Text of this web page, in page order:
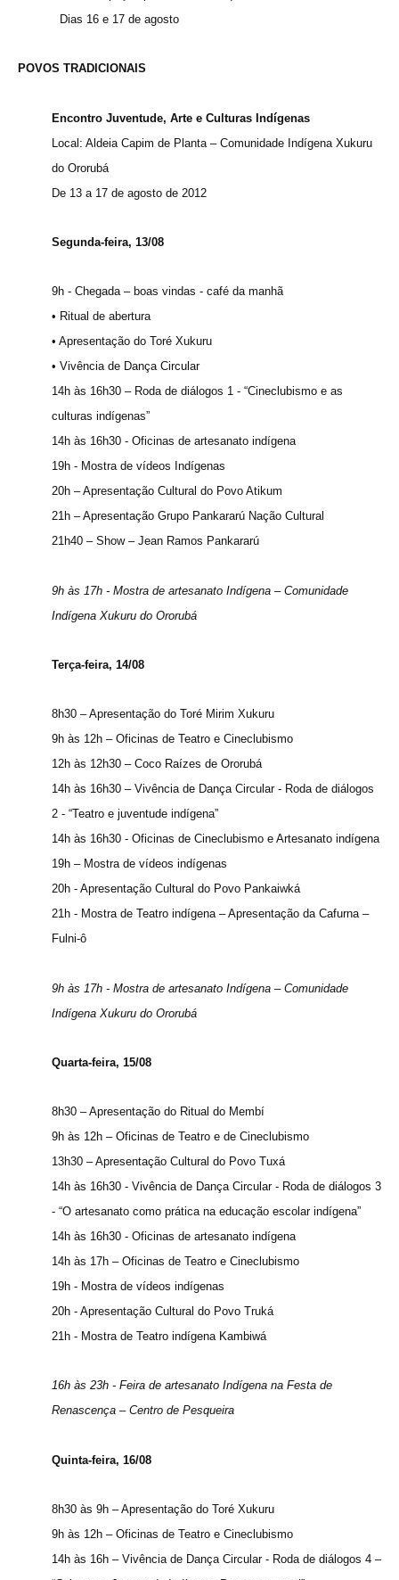
Dias 16 e 17 de agosto
POVOS TRADICIONAIS
Encontro Juventude, Arte e Culturas Indígenas
Local: Aldeia Capim de Planta – Comunidade Indígena Xukuru
do Ororubá
De 13 a 17 de agosto de 2012
Segunda-feira, 13/08
9h - Chegada – boas vindas - café da manhã
• Ritual de abertura
• Apresentação do Toré Xukuru
• Vivência de Dança Circular
14h às 16h30 – Roda de diálogos 1 - “Cineclubismo e as
culturas indígenas”
14h às 16h30 - Oficinas de artesanato indígena
19h - Mostra de vídeos Indígenas
20h – Apresentação Cultural do Povo Atikum
21h – Apresentação Grupo Pankararú Nação Cultural
21h40 – Show – Jean Ramos Pankararú
9h às 17h - Mostra de artesanato Indígena – Comunidade
Indígena Xukuru do Ororubá
Terça-feira, 14/08
8h30 – Apresentação do Toré Mirim Xukuru
9h às 12h – Oficinas de Teatro e Cineclubismo
12h às 12h30 – Coco Raízes de Ororubá
14h às 16h30 – Vivência de Dança Circular - Roda de diálogos
2 - “Teatro e juventude indígena”
14h às 16h30 - Oficinas de Cineclubismo e Artesanato indígena
19h – Mostra de vídeos indígenas
20h - Apresentação Cultural do Povo Pankaiwká
21h - Mostra de Teatro indígena – Apresentação da Cafurna –
Fulni-ô
9h às 17h - Mostra de artesanato Indígena – Comunidade
Indígena Xukuru do Ororubá
Quarta-feira, 15/08
8h30 – Apresentação do Ritual do Membí
9h às 12h – Oficinas de Teatro e de Cineclubismo
13h30 – Apresentação Cultural do Povo Tuxá
14h às 16h30 - Vivência de Dança Circular - Roda de diálogos 3
- “O artesanato como prática na educação escolar indígena”
14h às 16h30 - Oficinas de artesanato indígena
14h às 17h – Oficinas de Teatro e Cineclubismo
19h - Mostra de vídeos indígenas
20h - Apresentação Cultural do Povo Truká
21h - Mostra de Teatro indígena Kambiwá
16h às 23h - Feira de artesanato Indígena na Festa de
Renascença – Centro de Pesqueira
Quinta-feira, 16/08
8h30 às 9h – Apresentação do Toré Xukuru
9h às 12h – Oficinas de Teatro e Cineclubismo
14h às 16h – Vivência de Dança Circular - Roda de diálogos 4 –